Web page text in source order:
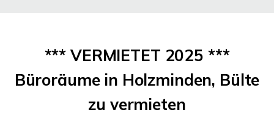
*** VERMIETET 2025 ***
Büroräume in Holzminden, Bülte
zu vermieten